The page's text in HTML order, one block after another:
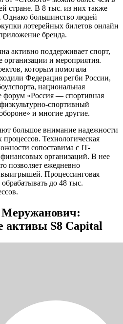
стране. В 8 тыс. из них также
большинство людей
лотерейных билетов онлайн
бренда.
активно поддерживает спорт,
и мероприятия.
которым помогала
Федерация регби России,
национальная
форум «Россия — спортивная
спортивный
и многие другие.
большое внимание надежности
Технологическая
сопоставима с IT-
организаций. В нее
позволяет ежедневно
Процессинговая
до 48 тыс.
активы S8 Capital